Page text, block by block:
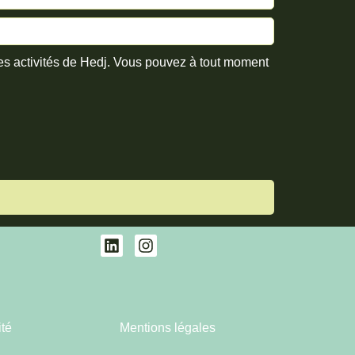
activités de Hedj. Vous pouvez à tout moment
Mentions légales